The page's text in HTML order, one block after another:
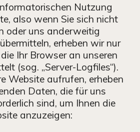
Nutzung
also wenn Sie sich nicht
oder uns anderweitig
erheben wir nur
Ihr Browser an unseren
(sog. „Server-Logfiles“).
Website aufrufen, erheben
Daten, die für uns
sind, um Ihnen die
anzuzeigen: